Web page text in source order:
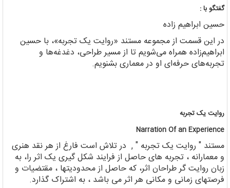
گفتگو با :
حسین ابراهیم زاده
در این قسمت از مجموعه مستند «روایت یک تجربه»، با حسین
ابراهیم‌زاده همراه می‌شویم تا از مسیر طراحی، دغدغه‌ها و
تجربه‌های حرفه‌ای او در معماری بشنویم.
روایت یک تجربه
Narration Of an Experience
مستند " روایت یک تجربه " , در تلاش است فارغ از هر نقد هنری
و معمارانه ، تجربه های حاصل از فرایند شکل گیری یک اثر را، به
زبان روایت گر طراحان اثر، که حاصل از محدودیتها ، مقتضیات و
فرصتهای زمانی و مکانی هر اثر می باشد ، به اشتراک گذارد.